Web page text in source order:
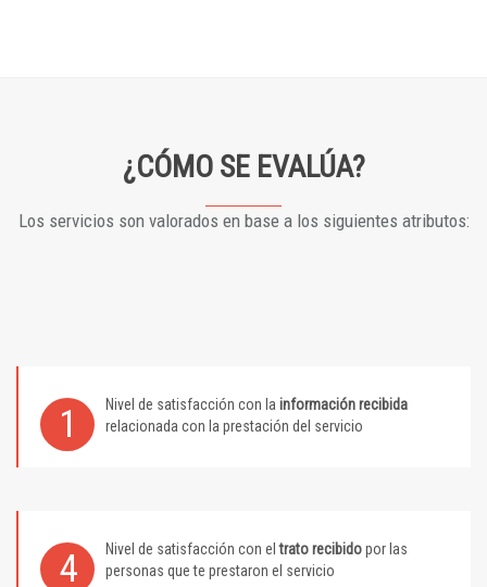
¿CÓMO SE EVALÚA?
Los servicios son valorados en base a los siguientes atributos:
1 Nivel de satisfacción con la información recibida
relacionada con la prestación del servicio
4 Nivel de satisfacción con eltrato recibidopor las
personas que te prestaron el servicio